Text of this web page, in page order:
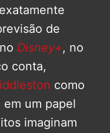
de
Disney+, no
conta,
como
em um papel
imaginam